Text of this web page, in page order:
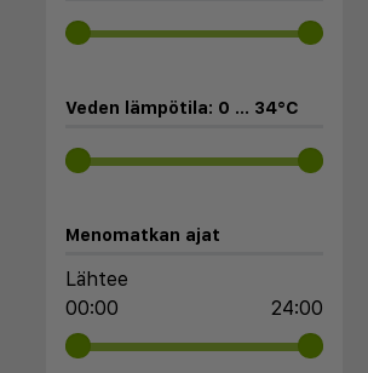
Veden lämpötila: 0 ... 34°C
Menomatkan ajat
Lähtee
00:00
24:00